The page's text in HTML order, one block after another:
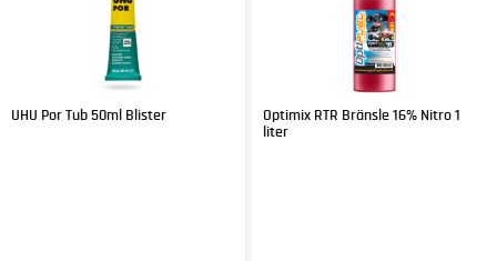
UHU Por Tub 50ml Blister
Optimix RTR Bränsle 16% Nitro 1
liter